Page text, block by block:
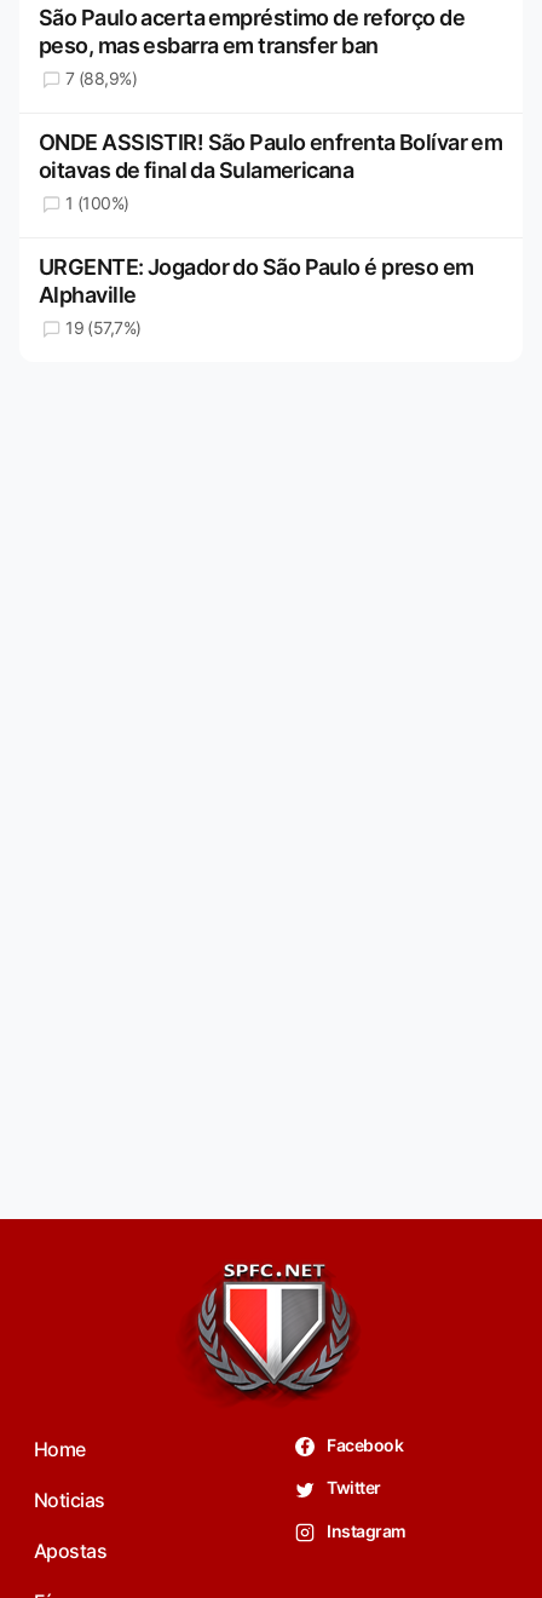
São Paulo acerta empréstimo de reforço de
peso, mas esbarra em transfer ban
7 (88,9%)
ONDE ASSISTIR! São Paulo enfrenta Bolívar em
oitavas de final da Sulamericana
1 (100%)
URGENTE: Jogador do São Paulo é preso em
Alphaville
19 (57,7%)
Home
Noticias
Apostas
Facebook
Twitter
Instagram